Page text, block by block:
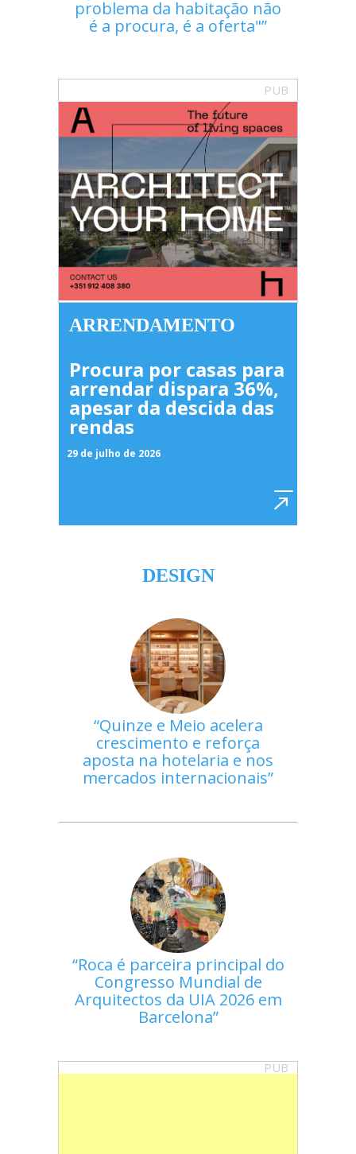
problema da habitação não
é a procura, é a oferta"
PUB
ARRENDAMENTO
Procura por casas para
arrendar dispara 36%,
apesar da descida das
rendas
29 de julho de 2026
DESIGN
Quinze e Meio acelera
crescimento e reforça
aposta na hotelaria e nos
mercados internacionais
Roca é parceira principal do
Congresso Mundial de
Arquitectos da UIA 2026 em
Barcelona
PUB